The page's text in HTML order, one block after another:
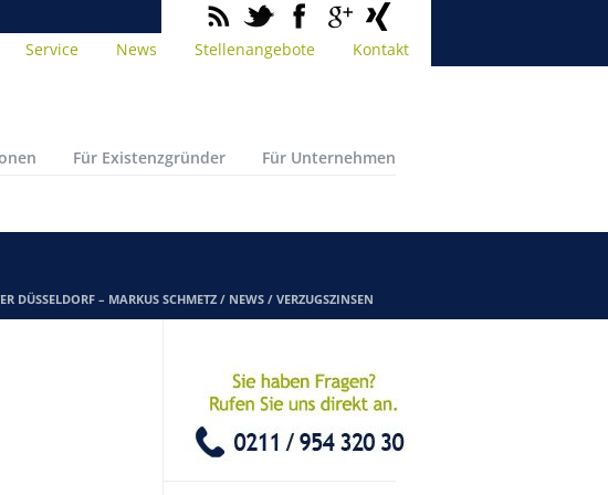
Service News Stellenangebote Kontakt
Für Existenzgründer Für Unternehmen
DÜSSELDORF – MARKUS SCHMETZ/ NEWS / VERZUGSZINSEN